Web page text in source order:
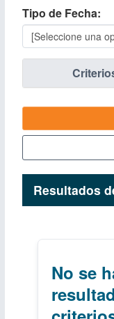
Tipo de Fecha
[Seleccione una
Resultados
No se